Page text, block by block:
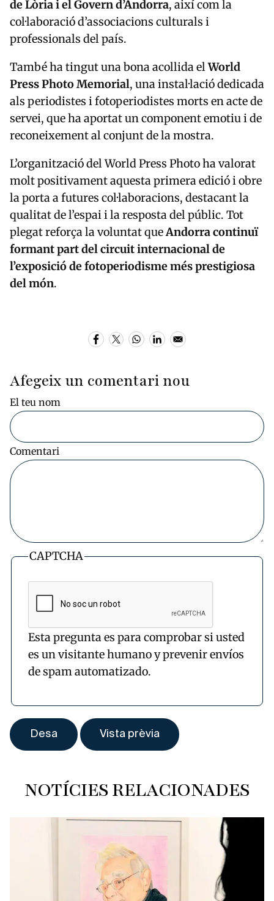
de Lòria i el Govern d’Andorra, així com la
col·laboració d’associacions culturals i
professionals del país.
També ha tingut una bona acollida elWorld
Press Photo Memorial, una instal·lació dedicada
als periodistes i fotoperiodistes morts en acte de
servei, que ha aportat un component emotiu i de
reconeixement al conjunt de la mostra.
L’organització del World Press Photo ha valorat
molt positivament aquesta primera edició i obre
la porta a futures col·laboracions, destacant la
qualitat de l’espai i la resposta del públic. Tot
plegat reforça la voluntat queAndorra continuï
formant part del circuit internacional de
l’exposició de fotoperiodisme més prestigiosa
del món.
Afegeix un comentari nou
El teu nom
Comentari
CAPTCHA
Esta pregunta es para comprobar si usted
es un visitante humano y prevenir envíos
de spam automatizado.
NOTÍCIES RELACIONADES